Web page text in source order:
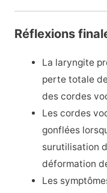
Réflexions
La laryngite
perte totale
des cordes
Les cordes
gonflées
surutilisation
déformation
Les